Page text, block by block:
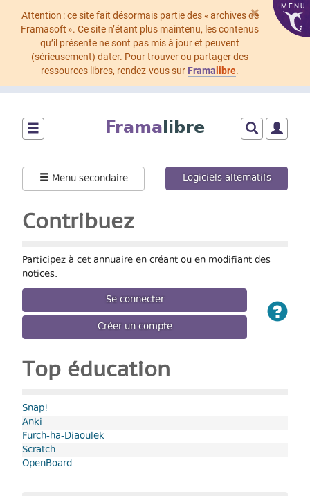
×
Attention : ce site fait désormais partie des « archives de
Framasoft ». Ce site n’étant plus maintenu, les contenus
qu’il présente ne sont pas mis à jour et peuvent
(sérieusement) dater. Pour trouver ou partager des
ressources libres, rendez-vous sur Frama libre.
MENU
contenu
principal
Framalibre
menu
menu
formulaire
Menu secondaire Logiciels alternatifs
Contribuez
Participez à cet annuaire en créant ou en modifiant des
notices.
Se connecter
Créer un compte
Top éducation
Snap!
Anki
Furch-ha-Diaoulek
Scratch
OpenBoard